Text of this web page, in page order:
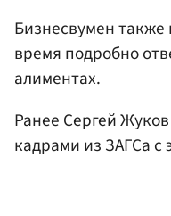
Бизнесвумен
время подробно
алиментах.
Ранее Сергей
кадрами из ЗАГСа с